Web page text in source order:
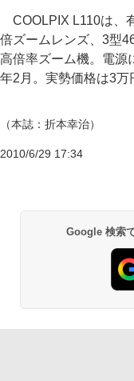
COOLPIX L110は、
倍ズームレンズ、3型
高倍率ズーム機。電源
年2月。実勢価格は3万
（本誌：折本幸治）
2010/6/29 17:34
Google 検索